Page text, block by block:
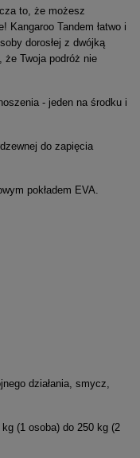
to, że możesz
Kangaroo Tandem łatwo i
dorosłej z dwójką
Twoja podróż nie
- jeden na środku i
do zapięcia
pokładem EVA.
działania, smycz,
kg (1 osoba) do 250 kg (2